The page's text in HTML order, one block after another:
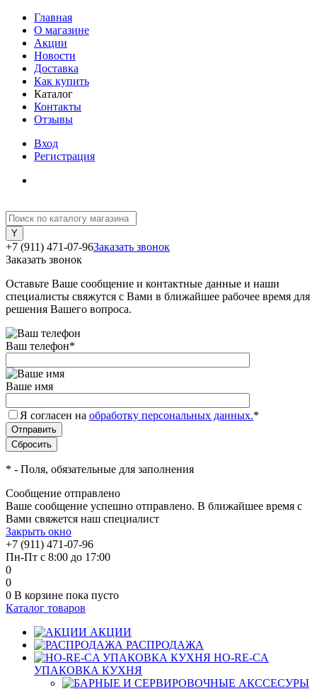
Главная
О магазине
Акции
Новости
Доставка
Как купить
Каталог
Контакты
Отзывы
Вход
Регистрация
+7 (911) 471-07-96Заказать звонок
Заказать звонок
Оставьте Ваше сообщение и контактные данные и наши
специалисты свяжутся с Вами в ближайшее рабочее время для
решения Вашего вопроса.
Ваш телефон*
Ваше имя
Я согласен на обработку персональных данных.*
* - Поля, обязательные для заполнения
Сообщение отправлено
Ваше сообщение успешно отправлено. В ближайшее время с
Вами свяжется наш специалист
Закрыть окно
+7 (911) 471-07-96
Пн-Пт с 8:00 до 17:00
0
0
0 В корзине пока пусто
Каталог товаров
АКЦИИ
РАСПРОДАЖА
HO-RE-CA
УПАКОВКА КУХНЯ